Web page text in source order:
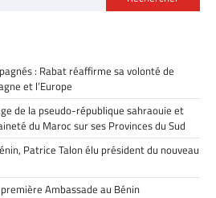
: Rabat réaffirme sa volonté de
et l’Europe
de la pseudo-république sahraouie et
du Maroc sur ses Provinces du Sud
Patrice Talon élu président du nouveau
Ambassade au Bénin